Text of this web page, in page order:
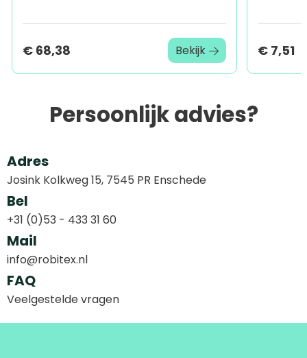
€ 68,38 Bekijk € 7,51
Persoonlijk advies?
Adres
Josink Kolkweg 15, 7545 PR Enschede
Bel
+31 (0)53 - 433 31 60
Mail
info@robitex.nl
FAQ
Veelgestelde vragen